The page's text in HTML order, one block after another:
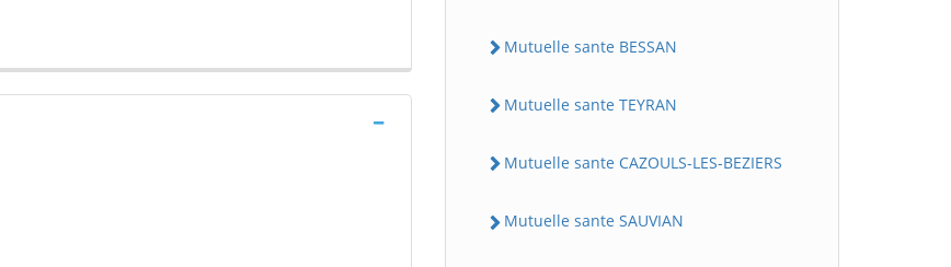
Mutuelle sante BESSAN
Mutuelle sante TEYRAN
Mutuelle sante CAZOULS-LES-BEZIERS
Mutuelle sante SAUVIAN